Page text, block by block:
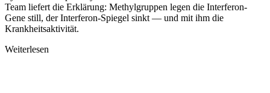
Team liefert die Erklärung: Methylgruppen legen die Interferon-
Gene still, der Interferon-Spiegel sinkt — und mit ihm die
Krankheitsaktivität.
Weiterlesen